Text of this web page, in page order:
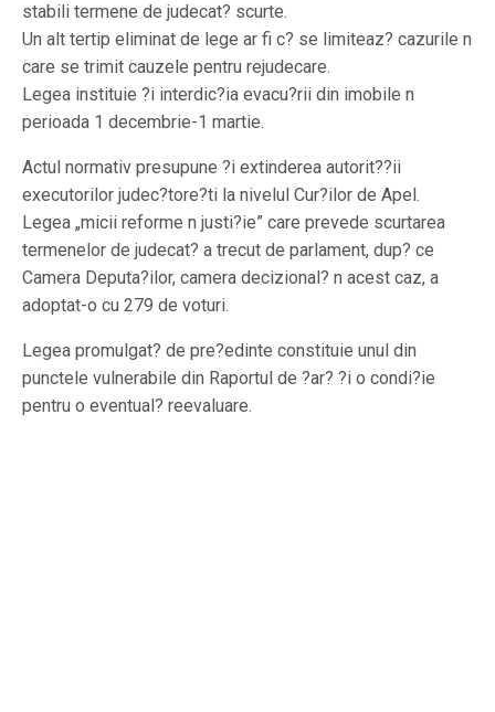
stabili termene de judecat? scurte.
Un alt tertip eliminat de lege ar fi c? se limiteaz? cazurile n
care se trimit cauzele pentru rejudecare.
Legea instituie ?i interdic?ia evacu?rii din imobile n
perioada 1 decembrie-1 martie.
Actul normativ presupune ?i extinderea autorit??ii
executorilor judec?tore?ti la nivelul Cur?ilor de Apel.
Legea „micii reforme n justi?ie” care prevede scurtarea
termenelor de judecat? a trecut de parlament, dup? ce
Camera Deputa?ilor, camera decizional? n acest caz, a
adoptat-o cu 279 de voturi.
Legea promulgat? de pre?edinte constituie unul din
punctele vulnerabile din Raportul de ?ar? ?i o condi?ie
pentru o eventual? reevaluare.